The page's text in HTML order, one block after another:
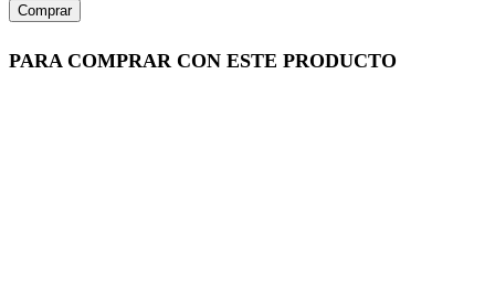
Comprar
PARA COMPRAR CON ESTE PRODUCTO